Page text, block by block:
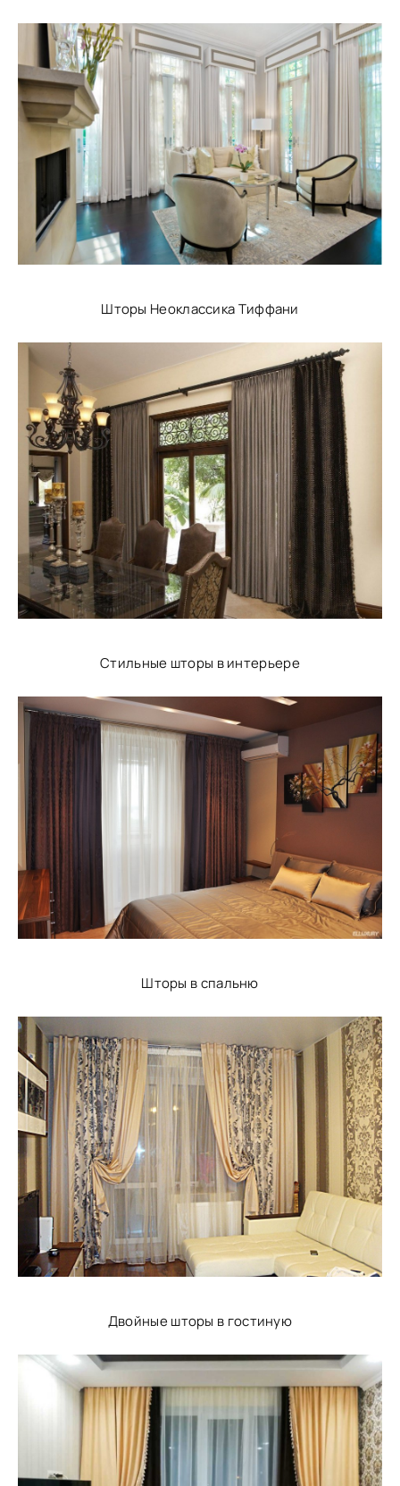
Шторы Неоклассика Тиффани
Стильные шторы в интерьере
Шторы в спальню
Двойные шторы в гостиную